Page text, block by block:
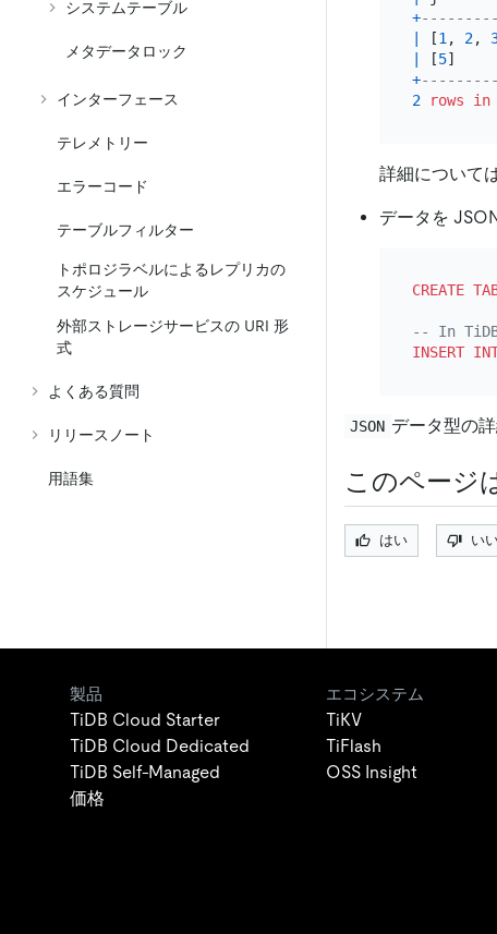
システムテーブル
メタデータロック
インターフェース
テレメトリー
エラーコード
テーブルフィルター
トポロジラベルによるレプリカの
スケジュール
外部ストレージサービスの URI 形
式
よくある質問
リリースノート
用語集
+
[1 , 2,
[5
+
2
rows in
詳細について
データを
CREATE
-- In
INSERT
JSON データ型の
このページ
はい い
製品
TiDB Cloud Starter
TiDB Cloud Dedicated
TiDB Self-Managed
価格
エコシステム
TiKV
TiFlash
OSS Insight